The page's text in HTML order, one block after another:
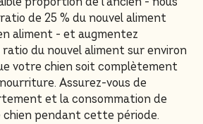
de 25 % du nouvel aliment
aliment - et augmentez
du nouvel aliment sur environ
votre chien soit complètement
Assurez-vous de
et la consommation de
pendant cette période.